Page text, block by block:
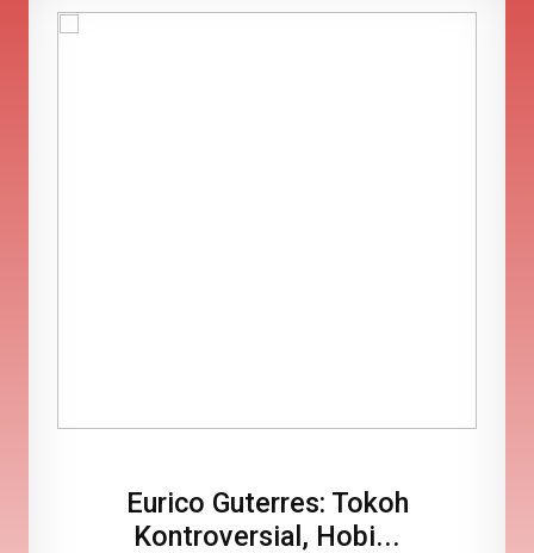
Eurico Guterres: Tokoh
Kontroversial, Hobi...